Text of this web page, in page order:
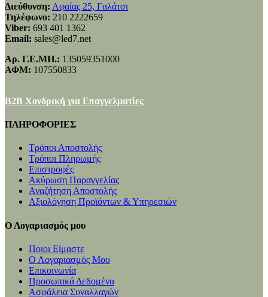
Διεύθυνση: Αφαίας 25, Γαλάτσι
Τηλέφωνο: 210 2222659
Viber: 693 401 1362
Email: sales@led7.net
Αρ. Γ.Ε.ΜΗ.: 135059351000
ΑΦΜ: 107550833
B2B Χονδρική για Επαγγελματίες
ΠΛΗΡΟΦΟΡΙΕΣ
Τρόποι Αποστολής
Τρόποι Πληρωμής
Επιστροφές
Ακύρωση Παραγγελίας
Αναζήτηση Αποστολής
Αξιολόγηση Προϊόντων & Υπηρεσιών
Ο Λογαριασμός μου
Ποιοι Είμαστε
Ο Λογαριασμός Μου
Επικοινωνία
Προσωπικά Δεδομένα
Ασφάλεια Συναλλαγών